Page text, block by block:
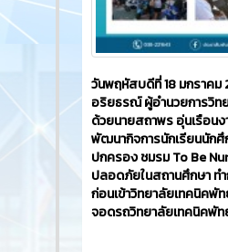
วันพฤหัสบดีที่ 18 มกราคม
อริยธรณ์ ผู้อำนวยการวิท
ด้วยนายสถาพร อุ่นเรือน
พัฒนากิจการนักเรียนนักศึ
ปกครอง ชมรม To Be
ปลอดภัยในสถานศึกษา ท
ก่อนเข้าวิทยาลัยเทคนิคพั
จอดรถวิทยาลัยเทคนิคพัท